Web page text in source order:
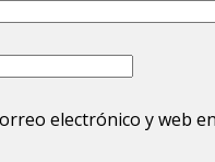
electrónico y web